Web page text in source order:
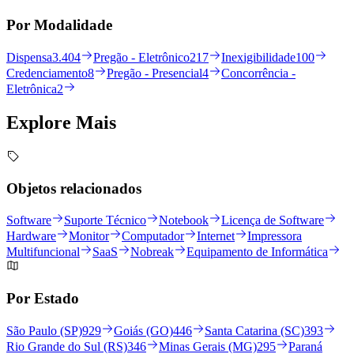
Por Modalidade
Dispensa3.404 Pregão - Eletrônico217 Inexigibilidade100
Credenciamento8 Pregão - Presencial4
Concorrência -
Eletrônica2
Explore Mais
Objetos relacionados
Software Suporte Técnico Notebook
Licença de Software
Hardware
Monitor Computador Internet
Impressora
Multifuncional
SaaS Nobreak Equipamento de Informática
Por Estado
São Paulo (SP)929 Goiás (GO)446 Santa Catarina (SC)393
Rio Grande do Sul (RS)346 Minas Gerais (MG)295 Paraná